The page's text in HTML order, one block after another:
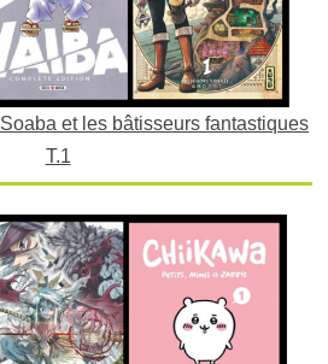
Soaba et les bâtisseurs fantastiques
T.1